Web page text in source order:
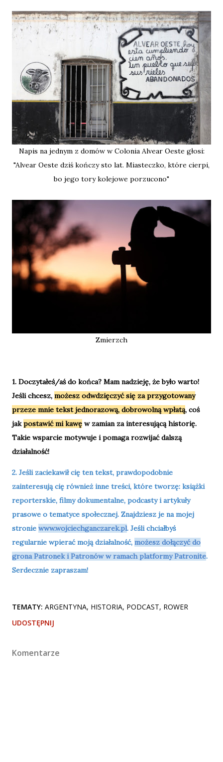
Napis na jednym z domów w Colonia Alvear Oeste głosi:
"Alvear Oeste dziś kończy sto lat. Miasteczko, które cierpi,
bo jego tory kolejowe porzucono"
Zmierzch
1. Doczytałeś/aś do końca? Mam nadzieję, że było warto!
Jeśli chcesz, możesz odwdzięczyć się za przygotowany
przeze mnie tekst jednorazową, dobrowolną wpłatą, coś
jakpostawić mi kawę w zamian za interesującą historię.
Takie wsparcie motywuje i pomaga rozwijać dalszą
działalność!
2. Jeśli zaciekawił cię ten tekst, prawdopodobnie
zainteresują cię również inne treści, które tworzę: książki
reporterskie, filmy dokumentalne, podcasty i artykuły
prasowe o tematyce społecznej. Znajdziesz je na mojej
stronie www.wojciechganczarek.pl. Jeśli chciałbyś
regularnie wpierać moją działalność, możesz dołączyć do
grona Patronek i Patronów w ramach platformy Patronite.
Serdecznie zapraszam!
TEMATY: ARGENTYNA HISTORIA PODCAST ROWER
UDOSTĘPNIJ
Komentarze